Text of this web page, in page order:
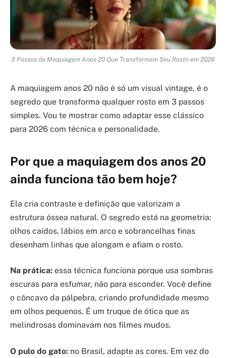
3 Passos da Maquiagem Anos 20 Que Transformam Seu Rosto em 2026
A maquiagem anos 20 não é só um visual vintage, é o
segredo que transforma qualquer rosto em 3 passos
simples. Vou te mostrar como adaptar esse clássico
para 2026 com técnica e personalidade.
Por que a maquiagem dos anos 20
ainda funciona tão bem hoje?
Ela cria contraste e definição que valorizam a
estrutura óssea natural. O segredo está na geometria:
olhos caídos, lábios em arco e sobrancelhas finas
desenham linhas que alongam e afiam o rosto.
Na prática: essa técnica funciona porque usa sombras
escuras para esfumar, não para esconder. Você define
o côncavo da pálpebra, criando profundidade mesmo
em olhos pequenos. É um truque de ótica que as
melindrosas dominavam nos filmes mudos.
O pulo do gato: no Brasil, adapte as cores. Em vez do